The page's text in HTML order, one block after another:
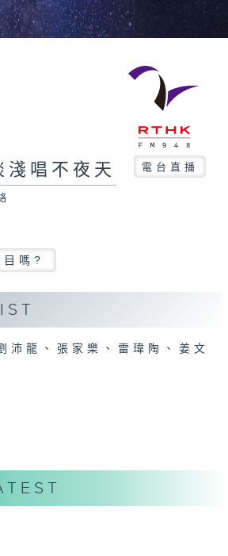
淺唱不夜天 電台直播
嗎?
沛龍、張家樂、雷瑋陶、姜文